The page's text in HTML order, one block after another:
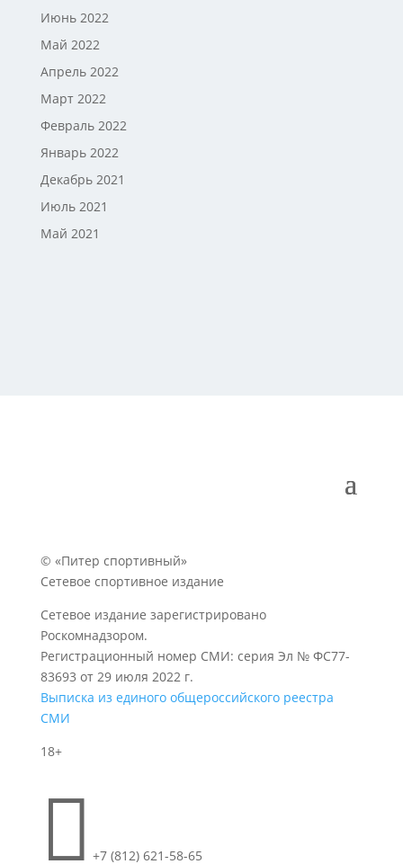
Июнь 2022
Май 2022
Апрель 2022
Март 2022
Февраль 2022
Январь 2022
Декабрь 2021
Июль 2021
Май 2021
© «Питер спортивный»
Сетевое спортивное издание
Сетевое издание зарегистрировано
Роскомнадзором.
Регистрационный номер СМИ: серия Эл № ФС77-
83693 от 29 июля 2022 г.
Выписка из единого общероссийского реестра
СМИ
18+
 +7 (812) 621-58-65